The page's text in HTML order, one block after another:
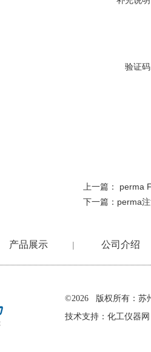
验证
上一篇： perma
下一篇： perma
产品展示 | 公司介绍
©2026 版权所有：苏
技术支持： 化工仪器网